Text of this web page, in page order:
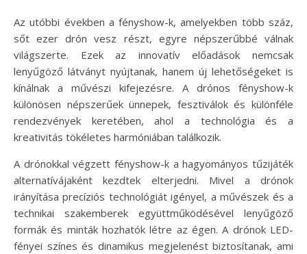
Az utóbbi években a fényshow-k, amelyekben több száz,
sőt ezer drón vesz részt, egyre népszerűbbé válnak
világszerte. Ezek az innovatív előadások nemcsak
lenyűgöző látványt nyújtanak, hanem új lehetőségeket is
kínálnak a művészi kifejezésre. A drónos fényshow-k
különösen népszerűek ünnepek, fesztiválok és különféle
rendezvények keretében, ahol a technológia és a
kreativitás tökéletes harmóniában találkozik.
A drónokkal végzett fényshow-k a hagyományos tűzijáték
alternatívájaként kezdtek elterjedni. Mivel a drónok
irányítása precíziós technológiát igényel, a művészek és a
technikai szakemberek együttműködésével lenyűgöző
formák és minták hozhatók létre az égen. A drónok LED-
fényei színes és dinamikus megjelenést biztosítanak, ami